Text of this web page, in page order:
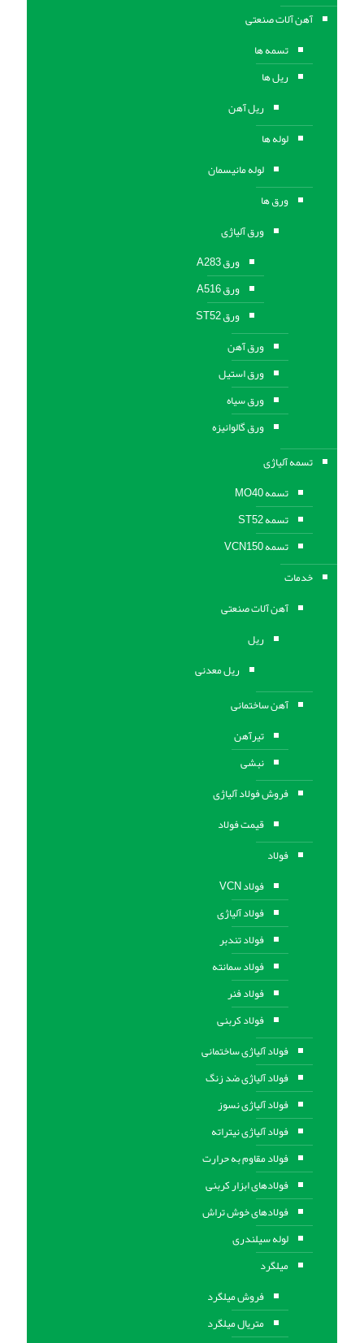
آهن آلات صنعتی
تسمه ها
ریل ها
ریل آهن
لوله ها
لوله مانیسمان
ورق ها
ورق آلیاژی
ورق A283
ورق A516
ورق ST52
ورق آهن
ورق استیل
ورق سیاه
ورق گالوانیزه
تسمه آلیاژی
تسمه MO40
تسمه ST52
تسمه VCN150
خدمات
آهن آلات صنعتی
ریل
ریل معدنی
آهن ساختمانی
تیرآهن
نبشی
فروش فولاد آلیاژی
قیمت فولاد
فولاد
فولاد VCN
فولاد آلیاژی
فولاد تندبر
فولاد سمانته
فولاد فنر
فولاد کربنی
فولاد آلیاژی ساختمانی
فولاد آلیاژی ضد زنگ
فولاد آلیاژی نسوز
فولاد آلیاژی نیتراته
فولاد مقاوم به حرارت
فولادهای ابزار کربنی
فولادهای خوش تراش
لوله سیلندری
میلگرد
فروش میلگرد
متریال میلگرد